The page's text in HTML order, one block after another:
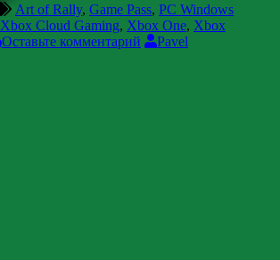
Art of Rally, Game Pass, PC Windows
Xbox Cloud Gaming, Xbox One, Xbox
Оставьте комментарий
Pavel